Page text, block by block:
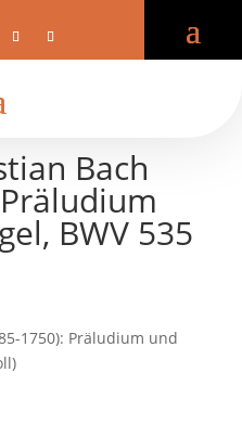
Bach
BWV 535
1750): Präludium und